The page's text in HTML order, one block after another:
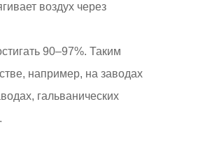
воздух через
90–97%. Таким
например, на заводах
гальванических